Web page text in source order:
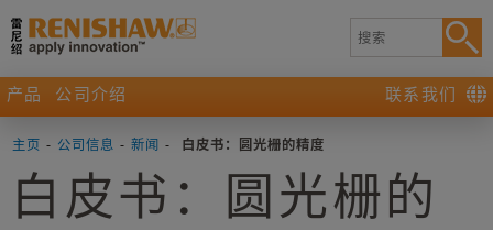
产品 公司介绍 联系我们
主页 - 公司信息 - 新闻 - 白皮书：圆光栅的精度
白皮书：圆光栅的